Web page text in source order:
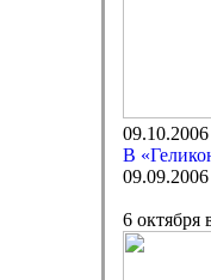
09.10.2006
В
09.09.2006
6 октября